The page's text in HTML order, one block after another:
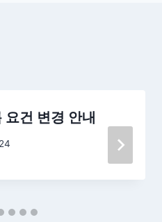
요건 변경 안내